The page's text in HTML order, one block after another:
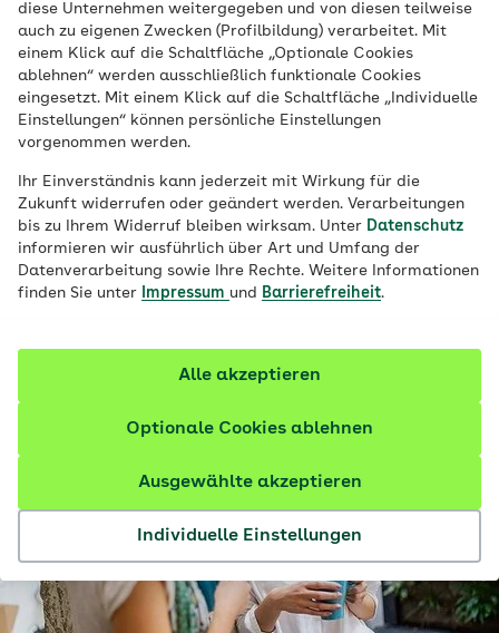
diese Unternehmen weitergegeben und von diesen teilweise
auch zu eigenen Zwecken (Profilbildung) verarbeitet. Mit
einem Klick auf die Schaltfläche „Optionale Cookies
ablehnen“ werden ausschließlich funktionale Cookies
eingesetzt. Mit einem Klick auf die Schaltfläche „Individuelle
Einstellungen“ können persönliche Einstellungen
vorgenommen werden.
Ihr Einverständnis kann jederzeit mit Wirkung für die
Zukunft widerrufen oder geändert werden. Verarbeitungen
bis zu Ihrem Widerruf bleiben wirksam. Unter Datenschutz
informieren wir ausführlich über Art und Umfang der
Datenverarbeitung sowie Ihre Rechte. Weitere Informationen
finden Sie unter
Impressum und Barrierefreiheit.
Individuelle Einstellungen
Ausgewählte akzeptieren
Optionale Cookies ablehnen
Alle akzeptieren
Resilienz ist mehr als ein Modewort – sie
ist eine Schlüsselkompetenz für mentale
Gesundheit und Lebensqualität.
Präventionsspezialistin Kerstin Berszuck
erklärt, warum es ihr persönlich so wichtig
ist und wie sie dafür arbeitet, dass wir Sie
dabei konkret unterstützen können.
Fachlich geprüft